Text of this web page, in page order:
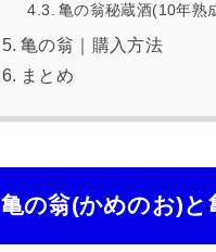
亀の翁秘蔵酒(10年熟
亀の翁｜購入方法
まとめ
亀の翁(かめのお)